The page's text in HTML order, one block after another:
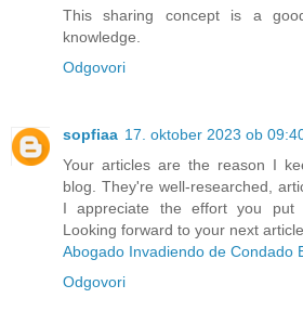
This sharing concept is a
knowledge.
Odgovori
sopfiaa 17. oktober 2023 ob
Your articles are the reason I
blog. They're well-researched,
I appreciate the effort you put
Looking forward to your next
Abogado Invadiendo de Condado
Odgovori